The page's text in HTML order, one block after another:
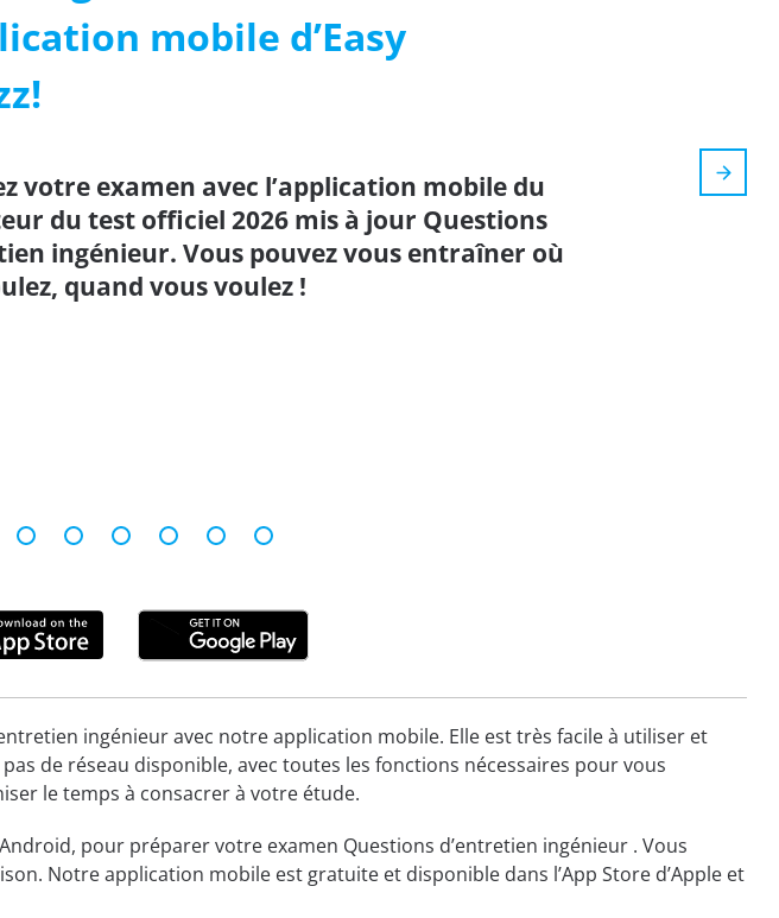
mobile d’Easy
votre examen avec l’application mobile du
du test officiel 2026 mis à jour Questions
ingénieur. Vous pouvez vous entraîner où
quand vous voulez !
ingénieur avec notre application mobile. Elle est très facile à utiliser et
de réseau disponible, avec toutes les fonctions nécessaires pour vous
le temps à consacrer à votre étude.
pour préparer votre examen Questions d’entretien ingénieur . Vous
Notre application mobile est gratuite et disponible dans l’App Store d’Apple et